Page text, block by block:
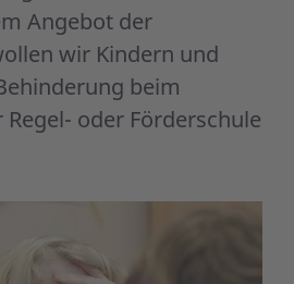
Angebot der
wir Kindern und
beim
oder Förderschule